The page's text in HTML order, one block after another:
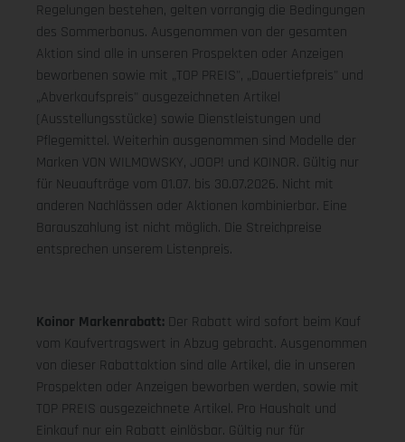
Regelungen bestehen, gelten vorrangig die Bedingungen
des Sommerbonus. Ausgenommen von der gesamten
Aktion sind alle in unseren Prospekten oder Anzeigen
beworbenen sowie mit „TOP PREIS", „Dauertiefpreis" und
„Abverkaufspreis" ausgezeichneten Artikel
(Ausstellungsstücke) sowie Dienstleistungen und
Pflegemittel. Weiterhin ausgenommen sind Modelle der
Marken VON WILMOWSKY, JOOP! und KOINOR. Gültig nur
für Neuaufträge vom 01.07. bis 30.07.2026. Nicht mit
anderen Nachlässen oder Aktionen kombinierbar. Eine
Barauszahlung ist nicht möglich. Die Streichpreise
entsprechen unserem Listenpreis.
Koinor Markenrabatt: Der Rabatt wird sofort beim Kauf
vom Kaufvertragswert in Abzug gebracht. Ausgenommen
von dieser Rabattaktion sind alle Artikel, die in unseren
Prospekten oder Anzeigen beworben werden, sowie mit
TOP PREIS ausgezeichnete Artikel. Pro Haushalt und
Einkauf nur ein Rabatt einlösbar. Gültig nur für